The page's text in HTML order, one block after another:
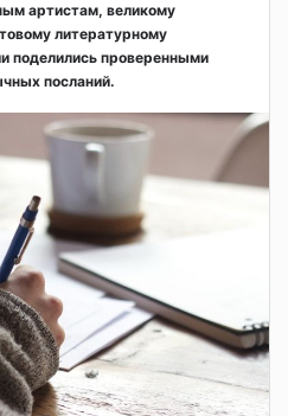
артистам, великому
литературному
поделились проверенными
посланий.